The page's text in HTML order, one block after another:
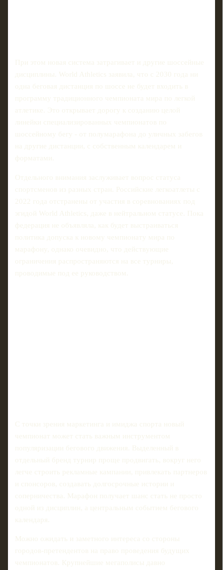
При этом новая система затрагивает и другие шоссейные
дисциплины. World Athletics заявила, что с 2030 года ни
одна беговая дистанция по шоссе не будет входить в
программу традиционного чемпионата мира по легкой
атлетике. Это открывает дорогу к созданию целой
линейки специализированных чемпионатов по
шоссейному бегу - от полумарафона до уличных забегов
на другие дистанции, с собственным календарем и
форматами.
Отдельного внимания заслуживает вопрос статуса
спортсменов из разных стран. Российские легкоатлеты с
2022 года отстранены от участия в соревнованиях под
эгидой World Athletics, даже в нейтральном статусе. Пока
федерация не объявляла, как будет выстраиваться
политика допуска к новому чемпионату мира по
марафону, однако очевидно, что действующие
ограничения распространяются на все турниры,
проводимые под ее руководством.
С точки зрения маркетинга и имиджа спорта новый
чемпионат может стать важным инструментом
популяризации бегового движения. Выделенный в
отдельный бренд турнир проще продвигать, вокруг него
легче строить рекламные кампании, привлекать партнеров
и спонсоров, создавать долгосрочные истории и
соперничества. Марафон получает шанс стать не просто
одной из дисциплин, а центральным событием бегового
календаря.
Можно ожидать и заметного интереса со стороны
городов-претендентов на право проведения будущих
чемпионатов. Крупнейшие мегаполисы давно